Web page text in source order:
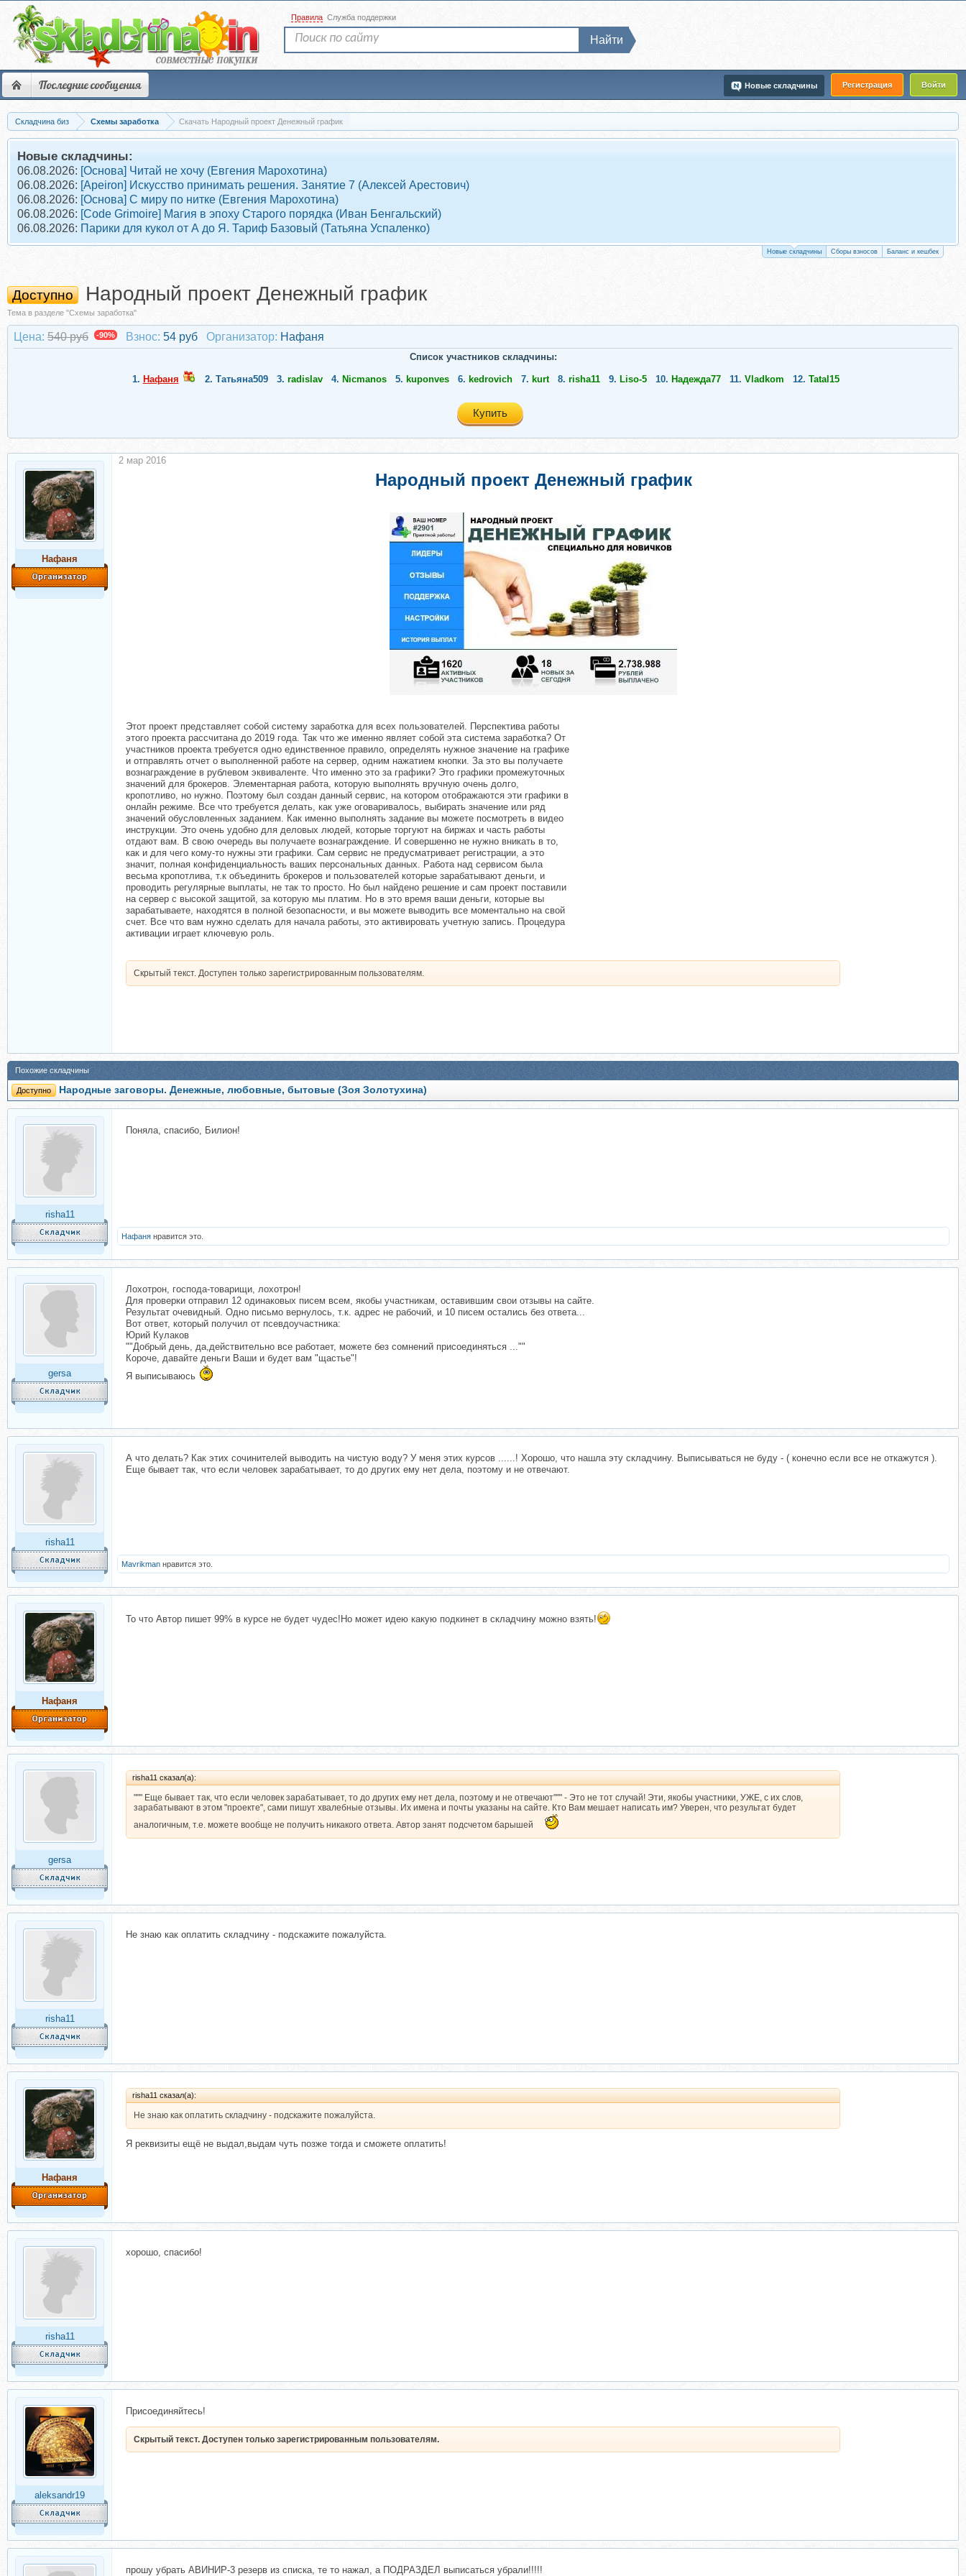
Последние сообщения Регистрация Войти
Новые складчины
Правила Служба поддержки
Найти
Складчина биз Схемы заработка Скачать Народный проект Денежный график
Новые складчины:
06.08.2026: [Основа] Читай не хочу (Евгения Марохотина)
06.08.2026: [Apeiron] Искусство принимать решения. Занятие 7 (Алексей Арестович)
06.08.2026: [Основа] С миру по нитке (Евгения Марохотина)
06.08.2026: [Code Grimoire] Магия в эпоху Старого порядка (Иван Бенгальский)
06.08.2026: Парики для кукол от А до Я. Тариф Базовый (Татьяна Успаленко)
Новые складчины Сборы взносов Баланс и кешбек
Доступно Народный проект Денежный график
Тема в разделе "Схемы заработка"
Цена: 540 руб -90% Взнос: 54 руб Организатор: Нафаня
Список участников складчины:
1. Нафаня 2. Татьяна509 3. radislav 4. Nicmanos 5. kuponves 6. kedrovich 7. kurt 8. risha11 9. Liso-5 10. Надежда77 11. Vladkom 12. Tatal15
Купить
Нафаня
Народный проект Денежный график
Этот проект представляет собой систему заработка для всех пользователей. Перспектива работы
этого проекта рассчитана до 2019 года. Так что же именно являет собой эта система заработка? От
участников проекта требуется одно единственное правило, определять нужное значение на графике
и отправлять отчет о выполненной работе на сервер, одним нажатием кнопки. За это вы получаете
вознаграждение в рублевом эквиваленте. Что именно это за графики? Это графики промежуточных
значений для брокеров. Элементарная работа, которую выполнять вручную очень долго,
кропотливо, но нужно. Поэтому был создан данный сервис, на котором отображаются эти графики в
онлайн режиме. Все что требуется делать, как уже оговаривалось, выбирать значение или ряд
значений обусловленных заданием. Как именно выполнять задание вы можете посмотреть в видео
инструкции. Это очень удобно для деловых людей, которые торгуют на биржах и часть работы
отдают вам. В свою очередь вы получаете вознаграждение. И совершенно не нужно вникать в то,
как и для чего кому-то нужны эти графики. Сам сервис не предусматривает регистрации, а это
значит, полная конфиденциальность ваших персональных данных. Работа над сервисом была
весьма кропотлива, т.к объединить брокеров и пользователей которые зарабатывают деньги, и
проводить регулярные выплаты, не так то просто. Но был найдено решение и сам проект поставили
на сервер с высокой защитой, за которую мы платим. Но в это время ваши деньги, которые вы
зарабатываете, находятся в полной безопасности, и вы можете выводить все моментально на свой
счет. Все что вам нужно сделать для начала работы, это активировать учетную запись. Процедура
активации играет ключевую роль.
Скрытый текст. Доступен только зарегистрированным пользователям.
2 мар 2016
Похожие складчины
Доступно Народные заговоры. Денежные, любовные, бытовые (Зоя Золотухина)
risha11
Поняла, спасибо, Билион!
Нафаня нравится это.
gersa
Лохотрон, господа-товарищи, лохотрон!
Для проверки отправил 12 одинаковых писем всем, якобы участникам, оставившим свои отзывы на сайте.
Результат очевидный. Одно письмо вернулось, т.к. адрес не рабочий, и 10 писем остались без ответа...
Вот ответ, который получил от псевдоучастника:
Юрий Кулаков
""Добрый день, да,действительно все работает, можете без сомнений присоединяться ...""
Короче, давайте деньги Ваши и будет вам "щастье"!
Я выписываюсь
risha11
А что делать? Как этих сочинителей выводить на чистую воду? У меня этих курсов ......! Хорошо, что нашла эту складчину. Выписываться не буду - ( конечно если все не откажутся ).
Еще бывает так, что если человек зарабатывает, то до других ему нет дела, поэтому и не отвечают.
Mavrikman нравится это.
Нафаня
То что Автор пишет 99% в курсе не будет чудес!Но может идею какую подкинет в складчину можно взять!
gersa
risha11 сказал(а):
""" Еще бывает так, что если человек зарабатывает, то до других ему нет дела, поэтому и не отвечают""" - Это не тот случай! Эти, якобы участники, УЖЕ, с их слов,
зарабатывают в этом "проекте", сами пишут хвалебные отзывы. Их имена и почты указаны на сайте. Кто Вам мешает написать им? Уверен, что результат будет
аналогичным, т.е. можете вообще не получить никакого ответа. Автор занят подсчетом барышей
risha11
Не знаю как оплатить складчину - подскажите пожалуйста.
Нафаня
risha11 сказал(а):
Не знаю как оплатить складчину - подскажите пожалуйста.
Я реквизиты ещё не выдал,выдам чуть позже тогда и сможете оплатить!
risha11
хорошо, спасибо!
aleksandr19
Присоединяйтесь!
Скрытый текст. Доступен только зарегистрированным пользователям.
прошу убрать АВИНИР-3 резерв из списка, те то нажал, а ПОДРАЗДЕЛ выписаться убрали!!!!!